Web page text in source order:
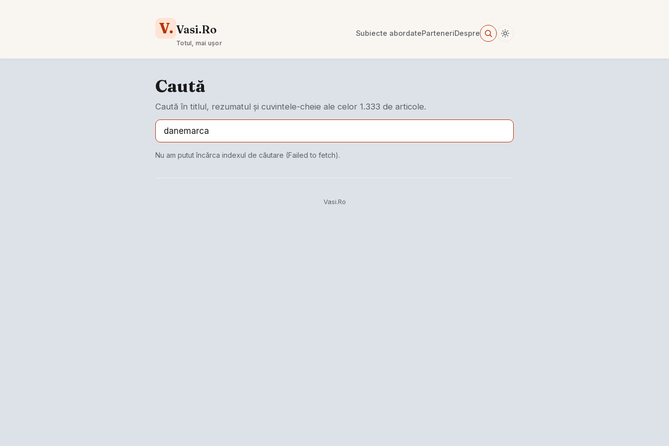
V. Vasi.Ro
Totul, mai ușor
Subiecte abordateParteneriDespre
Caută
Caută în titlul, rezumatul și cuvintele-cheie ale celor 1.333 de articole.
Nu am putut încărca indexul de căutare (Failed to fetch).
Vasi.Ro